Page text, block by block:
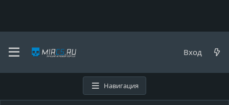
Вход
Наказаторы
Навигация